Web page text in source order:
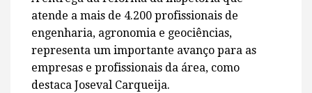
atende a mais de 4.200 profissionais de
engenharia, agronomia e geociências,
representa um importante avanço para as
empresas e profissionais da área, como
destaca Joseval Carqueija.